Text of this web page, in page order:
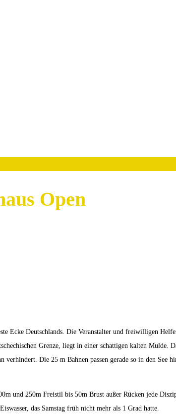
Open
Ecke Deutschlands. Die Veranstalter und freiwilligen
Grenze, liegt in einer schattigen kalten
Die 25 m Bahnen passen gerade so in den
und 250m Freistil bis 50m Brust außer Rücken jede
das Samstag früh nicht mehr als 1 Grad hatte.